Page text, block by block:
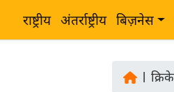
राष्ट्रीय अंतर्राष्ट्रीय बिज़नेस